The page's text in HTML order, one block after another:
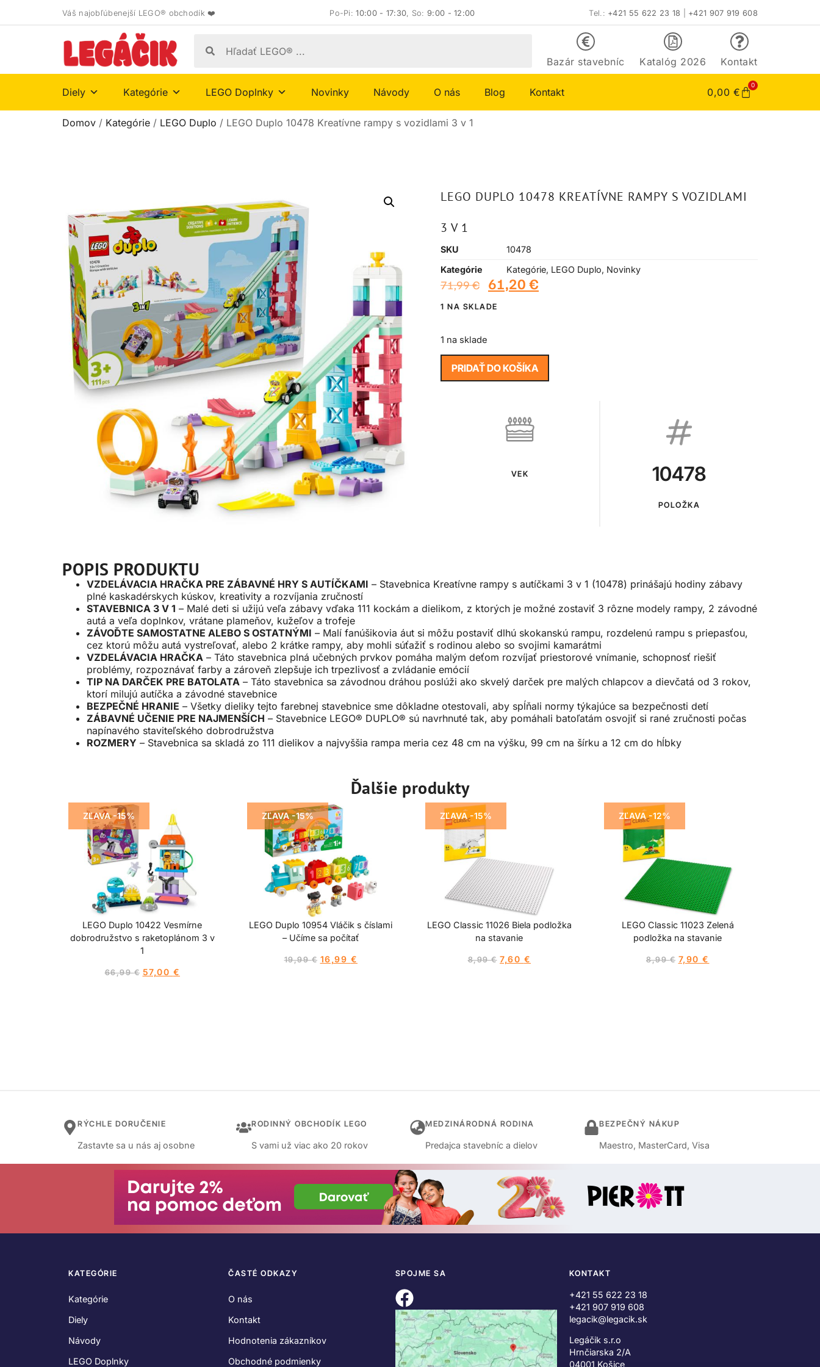
Váš najobľúbenejší LEGO® obchodík ❤️ Po-Pi:10:00 - 17:30, So:9:00 - 12:00 Tel.: +421 55 622 23 18 +421 907 919 608
Bazár stavebníc Katalóg 2026 Kontakt
Diely Kategórie LEGO Doplnky Novinky Návody O nás Blog Kontakt 0,00 €
0
Domov / Kategórie / LEGO Duplo / LEGO Duplo 10478 Kreatívne rampy s vozidlami 3 v 1
LEGO DUPLO 10478 KREATÍVNE RAMPY S VOZIDLAMI
3 V 1
SKU
10478
Kategórie
Kategórie, LEGO Duplo, Novinky
71,99€ 61,20 €
1 NA SKLADE
1 na sklade
PRIDAŤ DO KOŠÍKA
VEK 10478
POLOŽKA
POPIS PRODUKTU
VZDELÁVACIA HRAČKA PRE ZÁBAVNÉ HRY S AUTÍČKAMI – Stavebnica Kreatívne rampy s autíčkami 3 v 1 (10478) prinášajú hodiny zábavy
plné kaskadérskych kúskov, kreativity a rozvíjania zručností
STAVEBNICA 3 V 1 – Malé deti si užijú veľa zábavy vďaka 111 kockám a dielikom, z ktorých je možné zostaviť 3 rôzne modely rampy, 2 závodné
autá a veľa doplnkov, vrátane plameňov, kužeľov a trofeje
ZÁVOĎTE SAMOSTATNE ALEBO S OSTATNÝMI – Malí fanúšikovia áut si môžu postaviť dlhú skokanskú rampu, rozdelenú rampu s priepasťou,
cez ktorú môžu autá vystreľovať, alebo 2 krátke rampy, aby mohli súťažiť s rodinou alebo so svojimi kamarátmi
VZDELÁVACIA HRAČKA – Táto stavebnica plná učebných prvkov pomáha malým deťom rozvíjať priestorové vnímanie, schopnosť riešiť
problémy, rozpoznávať farby a zároveň zlepšuje ich trpezlivosť a zvládanie emócií
TIP NA DARČEK PRE BATOLATA – Táto stavebnica sa závodnou dráhou poslúži ako skvelý darček pre malých chlapcov a dievčatá od 3 rokov,
ktorí milujú autíčka a závodné stavebnice
BEZPEČNÉ HRANIE – Všetky dieliky tejto farebnej stavebnice sme dôkladne otestovali, aby spĺňali normy týkajúce sa bezpečnosti detí
ZÁBAVNÉ UČENIE PRE NAJMENŠÍCH – Stavebnice LEGO® DUPLO® sú navrhnuté tak, aby pomáhali batoľatám osvojiť si rané zručnosti počas
napínavého staviteľského dobrodružstva
ROZMERY – Stavebnica sa skladá zo 111 dielikov a najvyššia rampa meria cez 48 cm na výšku, 99 cm na šírku a 12 cm do hĺbky
Ďalšie produkty
ZĽAVA -15%
LEGO Duplo 10422 Vesmírne
dobrodružstvo s raketoplánom 3 v
1
66,99€ 57,00 €
ZĽAVA -15%
LEGO Duplo 10954 Vláčik s číslami
– Učíme sa počítať
19,99€ 16,99 €
ZĽAVA -15%
LEGO Classic 11026 Biela podložka
na stavanie
8,99€ 7,60 €
ZĽAVA -12%
LEGO Classic 11023 Zelená
podložka na stavanie
8,99€ 7,90 €
RÝCHLE DORUČENIE
Zastavte sa u nás aj osobne
RODINNÝ OBCHODÍK LEGO
S vami už viac ako 20 rokov
MEDZINÁRODNÁ RODINA
Predajca stavebníc a dielov
BEZPEČNÝ NÁKUP
Maestro, MasterCard, Visa
KATEGÓRIE
Kategórie
Diely
Návody
LEGO Doplnky
ČASTÉ ODKAZY
O nás
Kontakt
Hodnotenia zákazníkov
Obchodné podmienky
SPOJME SA KONTAKT
+421 55 622 23 18
+421 907 919 608
legacik@legacik.sk
Legáčik s.r.o
Hrnčiarska 2/A
04001 Košice